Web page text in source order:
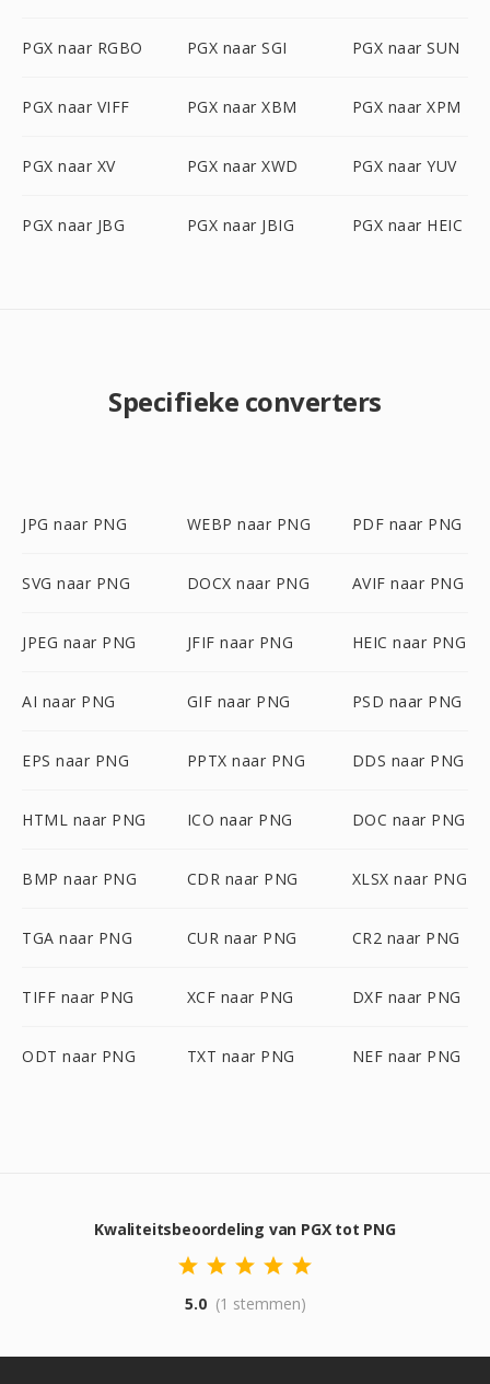
PGX naar RGBO PGX naar SGI PGX naar SUN
PGX naar VIFF PGX naar XBM PGX naar XPM
PGX naar XV PGX naar XWD PGX naar YUV
PGX naar JBG PGX naar JBIG PGX naar HEIC
Specifieke converters
JPG naar PNG WEBP naar PNG PDF naar PNG
SVG naar PNG DOCX naar PNG AVIF naar PNG
JPEG naar PNG JFIF naar PNG HEIC naar PNG
AI naar PNG GIF naar PNG PSD naar PNG
EPS naar PNG PPTX naar PNG DDS naar PNG
HTML naar PNG ICO naar PNG DOC naar PNG
BMP naar PNG CDR naar PNG XLSX naar PNG
TGA naar PNG CUR naar PNG CR2 naar PNG
TIFF naar PNG XCF naar PNG DXF naar PNG
ODT naar PNG TXT naar PNG NEF naar PNG
Kwaliteitsbeoordeling van PGX tot PNG
5.0 (1 stemmen)